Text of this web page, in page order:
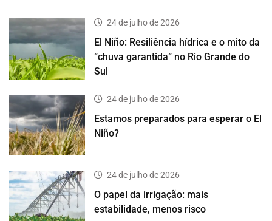
24 de julho de 2026
El Niño: Resiliência hídrica e o mito da
“chuva garantida” no Rio Grande do
Sul
24 de julho de 2026
Estamos preparados para esperar o El
Niño?
24 de julho de 2026
O papel da irrigação: mais
estabilidade, menos risco